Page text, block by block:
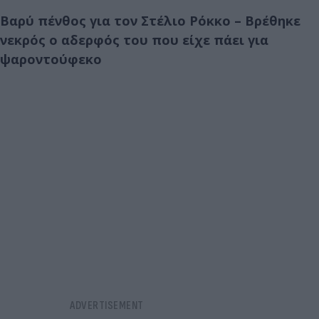
Βαρύ πένθος για τον Στέλιο Ρόκκο – Βρέθηκε
νεκρός ο αδερφός του που είχε πάει για
ψαροντούφεκο